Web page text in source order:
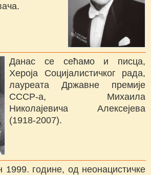
Данас се сећамо и писца,
Хероја Социјалистичког рада,
лауреата Државне премије
СССР-а, Михаила
Николајевича Алексејева
(1918-2007).
године, од неонацистичке